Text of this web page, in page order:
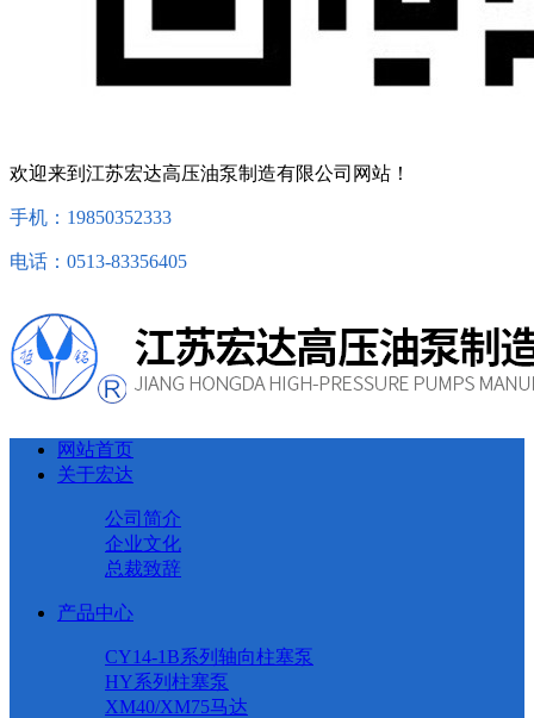
欢迎来到江苏宏达高压油泵制造有限公司网站！
手机：19850352333
电话：0513-83356405
网站首页
关于宏达
公司简介
企业文化
总裁致辞
产品中心
CY14-1B系列轴向柱塞泵
HY系列柱塞泵
XM40/XM75马达